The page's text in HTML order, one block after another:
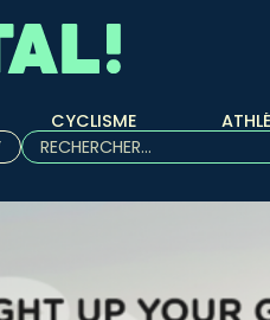
CYCLISME
Rechercher :